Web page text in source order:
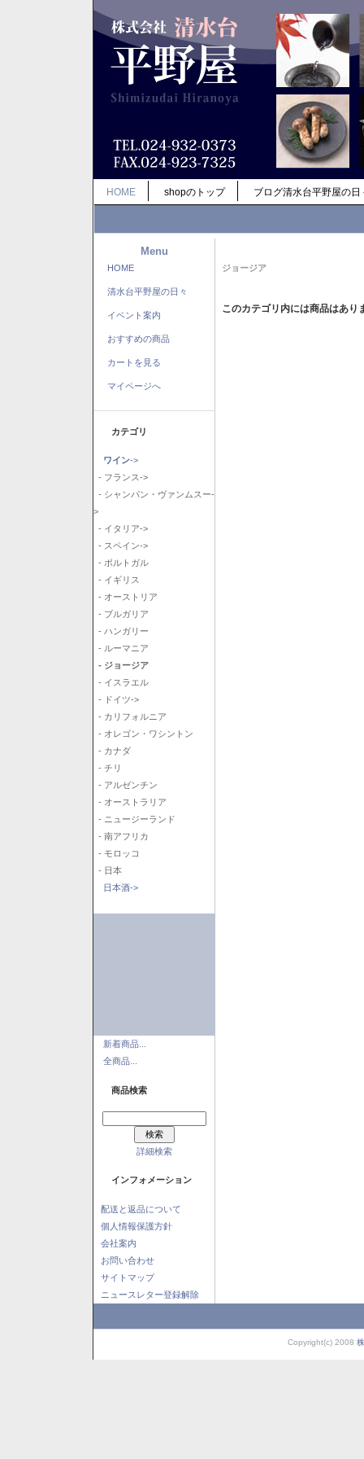
HOME shopのトップ ブログ清水台平野屋の日
Menu
HOME
清水台平野屋の日々
イベント案内
おすすめの商品
カートを見る
マイページへ
カテゴリ
ワイン->
- フランス->
- シャンパン・ヴァンムスー-
>
- イタリア->
- スペイン->
- ポルトガル
- イギリス
- オーストリア
- ブルガリア
- ハンガリー
- ルーマニア
- ジョージア
- イスラエル
- ドイツ->
- カリフォルニア
- オレゴン・ワシントン
- カナダ
- チリ
- アルゼンチン
- オーストラリア
- ニュージーランド
- 南アフリカ
- モロッコ
- 日本
日本酒->
新着商品...
全商品...
商品検索
詳細検索
インフォメーション
配送と返品について
個人情報保護方針
会社案内
お問い合わせ
サイトマップ
ニュースレター登録解除
ジョージア
このカテゴリ内には商品はあり
Copyright(c) 2008